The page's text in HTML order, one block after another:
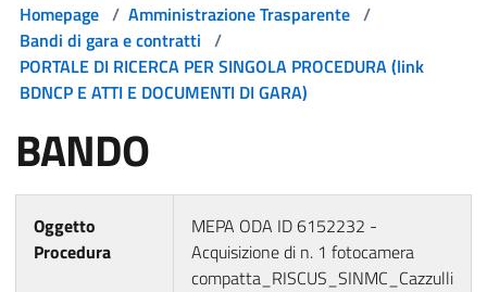
Homepage / Amministrazione Trasparente /
Bandi di gara e contratti /
PORTALE DI RICERCA PER SINGOLA PROCEDURA (link
BDNCP E ATTI E DOCUMENTI DI GARA)
BANDO
Oggetto
Procedura
MEPA ODA ID 6152232 -
Acquisizione di n. 1 fotocamera
compatta_RISCUS_SINMC_Cazzulli